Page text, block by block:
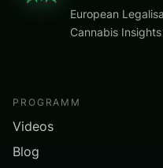
European
Cannabis
PROGRAMM
Videos
Blog